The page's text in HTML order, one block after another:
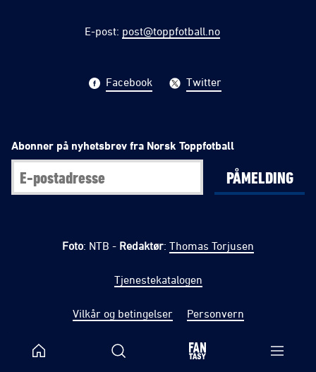
E-post: post@toppfotball.no
Facebook Twitter
Abonner på nyhetsbrev fra Norsk Toppfotball
PÅMELDING
Foto: NTB - Redaktør: Thomas Torjusen
Tjenestekatalogen
Vilkår og betingelser Personvern